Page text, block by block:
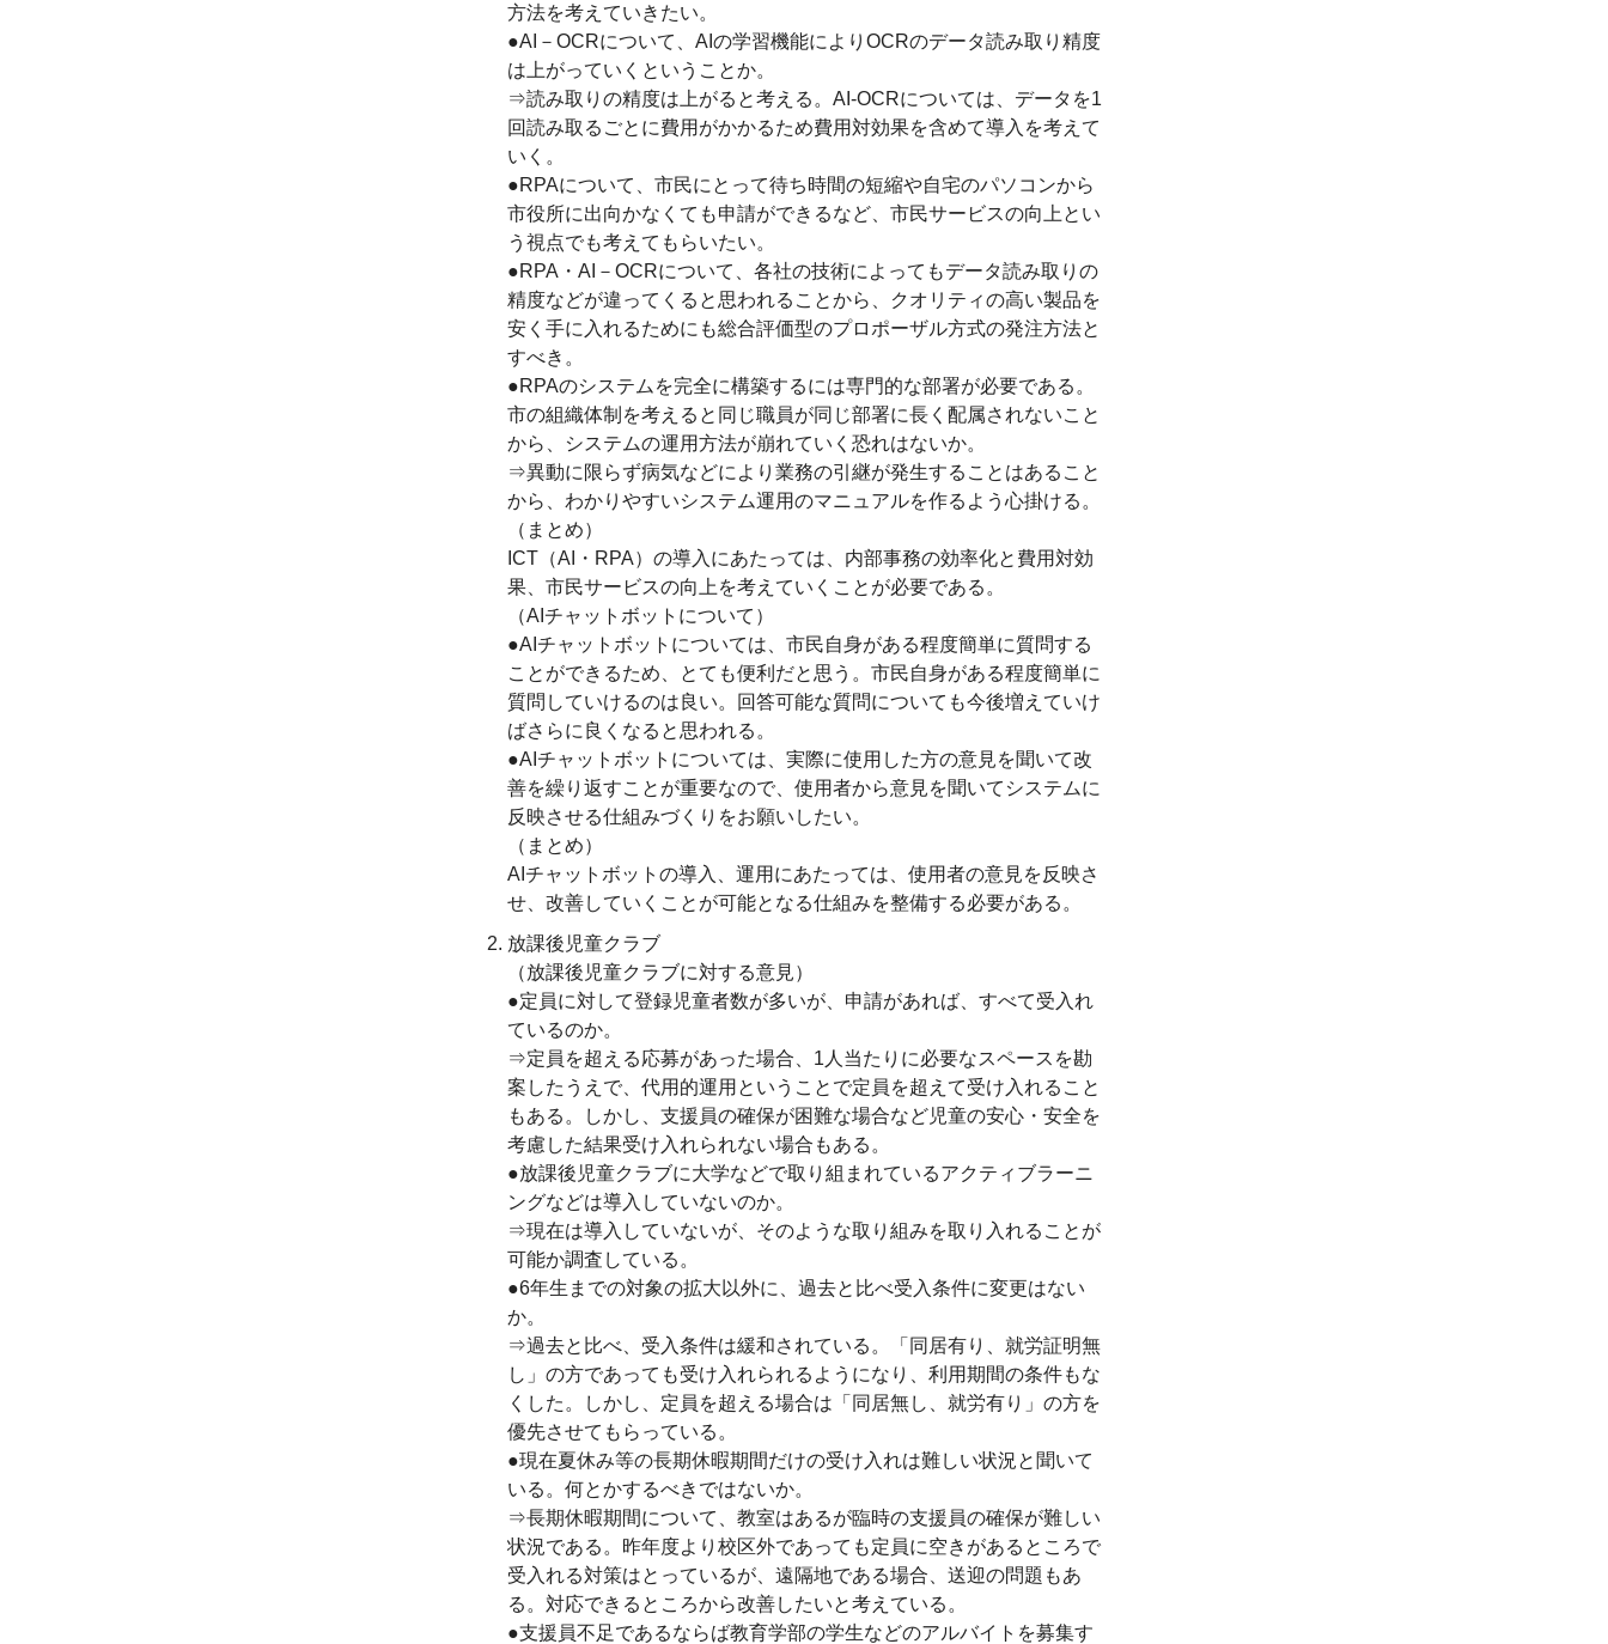
方法を考えていきたい。
●AI－OCRについて、AIの学習機能によりOCRのデータ読み取り精度
は上がっていくということか。
⇒読み取りの精度は上がると考える。AI‐OCRについては、データを1
回読み取るごとに費用がかかるため費用対効果を含めて導入を考えて
いく。
●RPAについて、市民にとって待ち時間の短縮や自宅のパソコンから
市役所に出向かなくても申請ができるなど、市民サービスの向上とい
う視点でも考えてもらいたい。
●RPA・AI－OCRについて、各社の技術によってもデータ読み取りの
精度などが違ってくると思われることから、クオリティの高い製品を
安く手に入れるためにも総合評価型のプロポーザル方式の発注方法と
すべき。
●RPAのシステムを完全に構築するには専門的な部署が必要である。
市の組織体制を考えると同じ職員が同じ部署に長く配属されないこと
から、システムの運用方法が崩れていく恐れはないか。
⇒異動に限らず病気などにより業務の引継が発生することはあること
から、わかりやすいシステム運用のマニュアルを作るよう心掛ける。
（まとめ）
ICT（AI・RPA）の導入にあたっては、内部事務の効率化と費用対効
果、市民サービスの向上を考えていくことが必要である。
（AIチャットボットについて）
●AIチャットボットについては、市民自身がある程度簡単に質問する
ことができるため、とても便利だと思う。市民自身がある程度簡単に
質問していけるのは良い。回答可能な質問についても今後増えていけ
ばさらに良くなると思われる。
●AIチャットボットについては、実際に使用した方の意見を聞いて改
善を繰り返すことが重要なので、使用者から意見を聞いてシステムに
反映させる仕組みづくりをお願いしたい。
（まとめ）
AIチャットボットの導入、運用にあたっては、使用者の意見を反映さ
せ、改善していくことが可能となる仕組みを整備する必要がある。
放課後児童クラブ
（放課後児童クラブに対する意見）
●定員に対して登録児童者数が多いが、申請があれば、すべて受入れ
ているのか。
⇒定員を超える応募があった場合、1人当たりに必要なスペースを勘
案したうえで、代用的運用ということで定員を超えて受け入れること
もある。しかし、支援員の確保が困難な場合など児童の安心・安全を
考慮した結果受け入れられない場合もある。
●放課後児童クラブに大学などで取り組まれているアクティブラーニ
ングなどは導入していないのか。
⇒現在は導入していないが、そのような取り組みを取り入れることが
可能か調査している。
●6年生までの対象の拡大以外に、過去と比べ受入条件に変更はない
か。
⇒過去と比べ、受入条件は緩和されている。「同居有り、就労証明無
し」の方であっても受け入れられるようになり、利用期間の条件もな
くした。しかし、定員を超える場合は「同居無し、就労有り」の方を
優先させてもらっている。
●現在夏休み等の長期休暇期間だけの受け入れは難しい状況と聞いて
いる。何とかするべきではないか。
⇒長期休暇期間について、教室はあるが臨時の支援員の確保が難しい
状況である。昨年度より校区外であっても定員に空きがあるところで
受入れる対策はとっているが、遠隔地である場合、送迎の問題もあ
る。対応できるところから改善したいと考えている。
●支援員不足であるならば教育学部の学生などのアルバイトを募集す